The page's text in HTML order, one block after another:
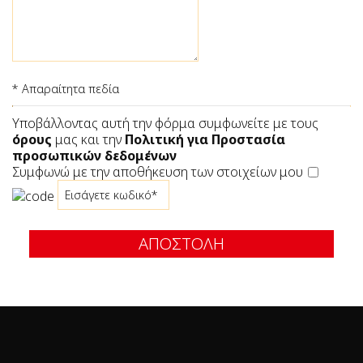
* Απαραίτητα πεδία
Υποβάλλοντας αυτή την φόρμα συμφωνείτε με τους
όρους μας και την Πολιτική για Προστασία
προσωπικών δεδομένων
Συμφωνώ με την αποθήκευση των στοιχείων μου
ΑΠΟΣΤΟΛΉ